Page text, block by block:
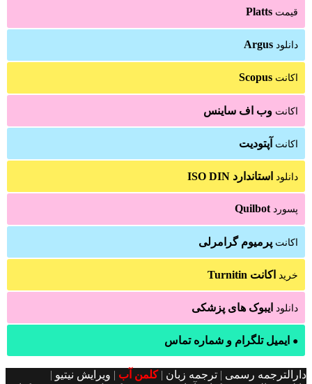
قیمت Platts
دانلود Argus
اکانت Scopus
اکانت وب اف ساینس
اکانت آپتودیت
دانلود استاندارد ISO DIN
پسوردQuilbot
اکانت پرمیوم گرامرلی
خرید اکانت Turnitin
دانلود ایبوک های پزشکی
● ایمیل تلگرام و شماره تماس
دارالترجمه رسمی | ترجمه زبان |کلمن آب | ویرایش نیتیو |